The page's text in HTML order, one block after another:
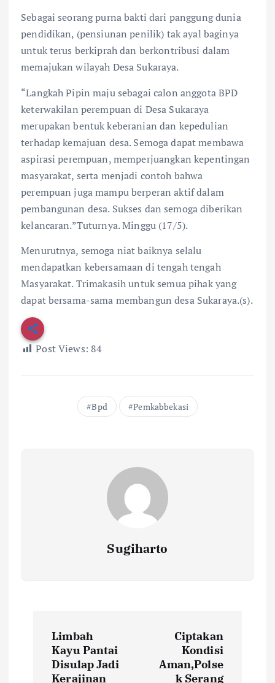
Sebagai seorang purna bakti dari panggung dunia
pendidikan, (pensiunan penilik) tak ayal baginya
untuk terus berkiprah dan berkontribusi dalam
memajukan wilayah Desa Sukaraya.
“Langkah Pipin maju sebagai calon anggota BPD
keterwakilan perempuan di Desa Sukaraya
merupakan bentuk keberanian dan kepedulian
terhadap kemajuan desa. Semoga dapat membawa
aspirasi perempuan, memperjuangkan kepentingan
masyarakat, serta menjadi contoh bahwa
perempuan juga mampu berperan aktif dalam
pembangunan desa. Sukses dan semoga diberikan
kelancaran.”Tuturnya. Minggu (17/5).
Menurutnya, semoga niat baiknya selalu
mendapatkan kebersamaan di tengah tengah
Masyarakat. Trimakasih untuk semua pihak yang
dapat bersama-sama membangun desa Sukaraya.(s).
Post Views: 84
Bpd Pemkabbekasi
Sugiharto
Limbah
Kayu Pantai
Disulap Jadi
Kerajinan
Ciptakan
Kondisi
Aman,Polse
k Serang